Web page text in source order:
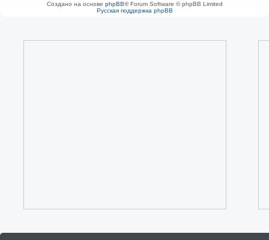
Создано на основе phpBB® Forum Software © phpBB Limited
Русская поддержка phpBB